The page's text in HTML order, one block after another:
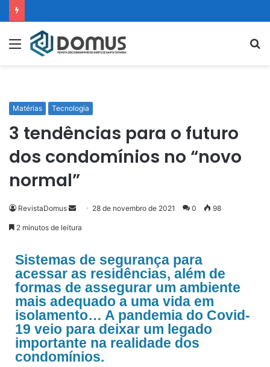
Matérias Tecnologia
3 tendências para o futuro
dos condomínios no “novo
normal”
RevistaDomus 28 de novembro de 2021 0 98
2 minutos de leitura
Sistemas de segurança para
acessar as residências, além de
formas de assegurar um ambiente
mais adequado a uma vida em
isolamento… A pandemia do Covid-
19 veio para deixar um legado
importante na realidade dos
condomínios.